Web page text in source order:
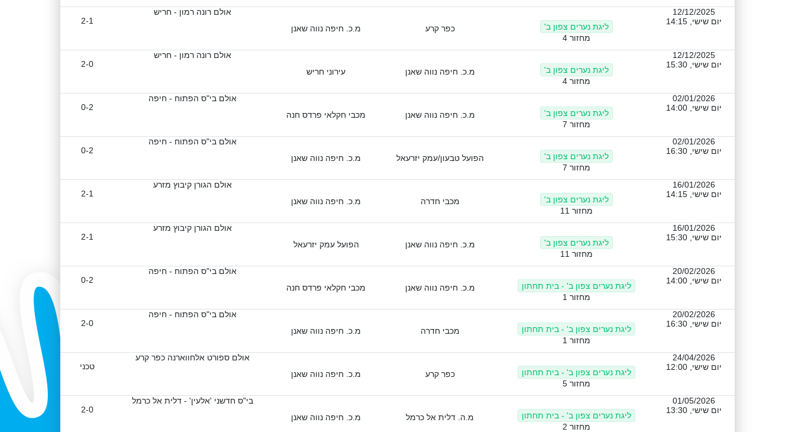
12/12/2025
יום שישי, 14:15
ליגת נערים צפון ב'
מחזור 4
כפר קרע מ.כ. חיפה נווה שאנן
אולם רונה רמון - חריש
2-1
12/12/2025
יום שישי, 15:30
ליגת נערים צפון ב'
מחזור 4
מ.כ. חיפה נווה שאנן עירוני חריש
אולם רונה רמון - חריש
2-0
02/01/2026
יום שישי, 14:00
ליגת נערים צפון ב'
מחזור 7
מ.כ. חיפה נווה שאנן מכבי חקלאי פרדס חנה
אולם בי"ס הפתוח - חיפה
0-2
02/01/2026
יום שישי, 16:30
ליגת נערים צפון ב'
מחזור 7
הפועל טבעון/עמק יזרעאל מ.כ. חיפה נווה שאנן
אולם בי"ס הפתוח - חיפה
0-2
16/01/2026
יום שישי, 14:15
ליגת נערים צפון ב'
מחזור 11
מכבי חדרה מ.כ. חיפה נווה שאנן
אולם הגורן קיבוץ מזרע
2-1
16/01/2026
יום שישי, 15:30
ליגת נערים צפון ב'
מחזור 11
מ.כ. חיפה נווה שאנן הפועל עמק יזרעאל
אולם הגורן קיבוץ מזרע
2-1
20/02/2026
יום שישי, 14:00
ליגת נערים צפון ב' - בית תחתון
מחזור 1
מ.כ. חיפה נווה שאנן מכבי חקלאי פרדס חנה
אולם בי"ס הפתוח - חיפה
0-2
20/02/2026
יום שישי, 16:30
ליגת נערים צפון ב' - בית תחתון
מחזור 1
מכבי חדרה מ.כ. חיפה נווה שאנן
אולם בי"ס הפתוח - חיפה
2-0
24/04/2026
יום שישי, 12:00
ליגת נערים צפון ב' - בית תחתון
מחזור 5
כפר קרע מ.כ. חיפה נווה שאנן
אולם ספורט אלחווארנה כפר קרע
טכני
01/05/2026
יום שישי, 13:30
ליגת נערים צפון ב' - בית תחתון
מחזור 2
מ.ה. דלית אל כרמל מ.כ. חיפה נווה שאנן
בי"ס חדשני 'אלעין' - דלית אל כרמל
2-0